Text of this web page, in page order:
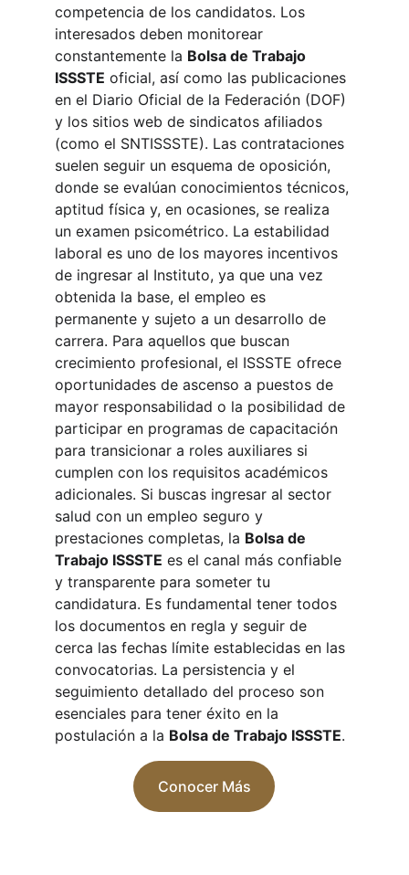
competencia de los candidatos. Los
interesados deben monitorear
constantemente la Bolsa de Trabajo
ISSSTE oficial, así como las publicaciones
en el Diario Oficial de la Federación (DOF)
y los sitios web de sindicatos afiliados
(como el SNTISSSTE). Las contrataciones
suelen seguir un esquema de oposición,
donde se evalúan conocimientos técnicos,
aptitud física y, en ocasiones, se realiza
un examen psicométrico. La estabilidad
laboral es uno de los mayores incentivos
de ingresar al Instituto, ya que una vez
obtenida la base, el empleo es
permanente y sujeto a un desarrollo de
carrera. Para aquellos que buscan
crecimiento profesional, el ISSSTE ofrece
oportunidades de ascenso a puestos de
mayor responsabilidad o la posibilidad de
participar en programas de capacitación
para transicionar a roles auxiliares si
cumplen con los requisitos académicos
adicionales. Si buscas ingresar al sector
salud con un empleo seguro y
prestaciones completas, la Bolsa de
Trabajo ISSSTE es el canal más confiable
y transparente para someter tu
candidatura. Es fundamental tener todos
los documentos en regla y seguir de
cerca las fechas límite establecidas en las
convocatorias. La persistencia y el
seguimiento detallado del proceso son
esenciales para tener éxito en la
postulación a la Bolsa de Trabajo ISSSTE.
Conocer Más